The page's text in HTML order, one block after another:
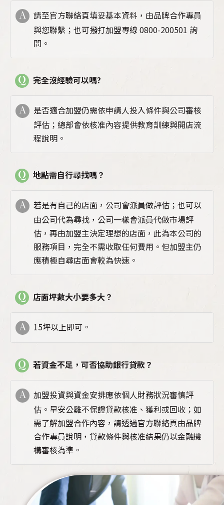
A 請至官方聯絡頁填妥基本資料，由品牌合作專員
與您聯繫；也可撥打加盟專線 0800-200501 詢
問。
Q 完全沒經驗可以嗎?
A
是否適合加盟仍需依申請人投入條件與公司審核
評估；總部會依核准內容提供教育訓練與開店流
程說明。
Q 地點需自行尋找嗎？
A
若是有自己的店面，公司會派員做評估；也可以
由公司代為尋找，公司一樣會派員代做市場評
估，再由加盟主決定理想的店面，此為本公司的
服務項目，完全不需收取任何費用。但加盟主仍
應積極自尋店面會較為快速。
Q 店面坪數大小要多大？
A 15坪以上即可。
Q 若資金不足，可否協助銀行貸款？
A
加盟投資與資金安排應依個人財務狀況審慎評
估。早安公雞不保證貸款核准、獲利或回收；如
需了解加盟合作內容，請透過官方聯絡頁由品牌
合作專員說明，貸款條件與核准結果仍以金融機
構審核為準。